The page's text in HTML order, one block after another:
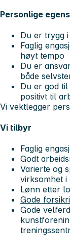
Personlige
Du er trygg
Faglig
høyt tempo
Du er
både
Du er god
positivt til
Vi vektlegger
Vi tilbyr
Faglig
Godt
Varierte og
virksomhet i
Lønn etter
Gode
Gode